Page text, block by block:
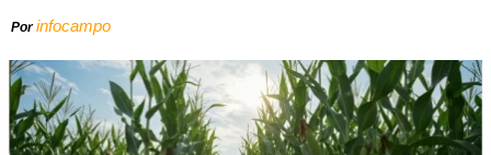
Porinfocampo